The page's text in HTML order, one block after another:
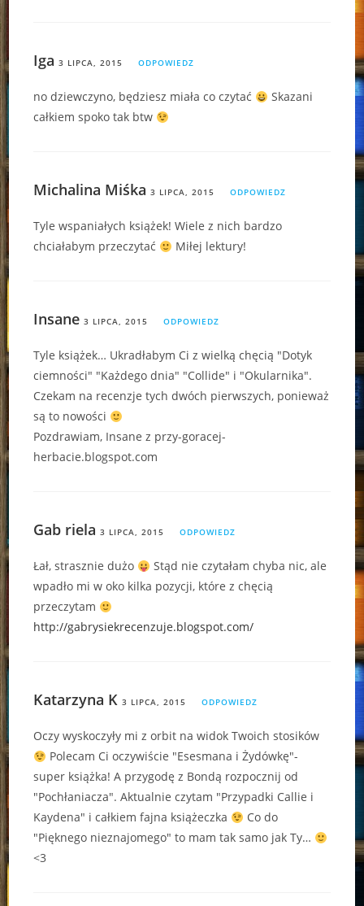
Iga 3 LIPCA, 2015 ODPOWIEDZ
no dziewczyno, będziesz miała co czytać
Skazani
całkiem spoko tak btw
Michalina Miśka 3 LIPCA, 2015 ODPOWIEDZ
Tyle wspaniałych książek! Wiele z nich bardzo
chciałabym przeczytać
Miłej lektury!
Insane 3 LIPCA, 2015 ODPOWIEDZ
Tyle książek… Ukradłabym Ci z wielką chęcią "Dotyk
ciemności" "Każdego dnia" "Collide" i "Okularnika".
Czekam na recenzje tych dwóch pierwszych, ponieważ
są to nowości
Pozdrawiam, Insane z przy-goracej-
herbacie.blogspot.com
Gab riela 3 LIPCA, 2015 ODPOWIEDZ
Łał, strasznie dużo
Stąd nie czytałam chyba nic, ale
wpadło mi w oko kilka pozycji, które z chęcią
przeczytam
http://gabrysiekrecenzuje.blogspot.com/
Katarzyna K 3 LIPCA, 2015 ODPOWIEDZ
Oczy wyskoczyły mi z orbit na widok Twoich stosików
Polecam Ci oczywiście "Esesmana i Żydówkę"-
super książka! A przygodę z Bondą rozpocznij od
"Pochłaniacza". Aktualnie czytam "Przypadki Callie i
Kaydena" i całkiem fajna książeczka
Co do
"Pięknego nieznajomego" to mam tak samo jak Ty…
<3